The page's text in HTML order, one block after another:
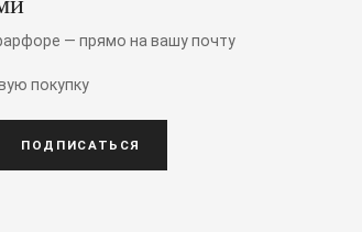
— прямо на вашу почту
покупку
ПОДПИСАТЬСЯ